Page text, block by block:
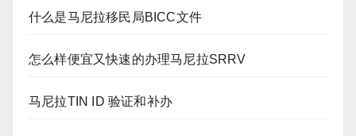
什么是马尼拉移民局BICC文件
怎么样便宜又快速的办理马尼拉SRRV
马尼拉TIN ID 验证和补办